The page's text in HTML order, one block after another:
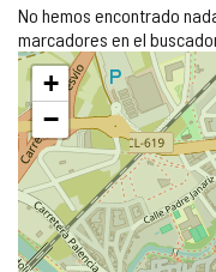
No hemos encontrado
marcadores en el
Saltar
mapa
+
−